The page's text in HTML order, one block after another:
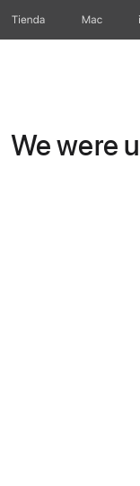
Tienda Mac
We were